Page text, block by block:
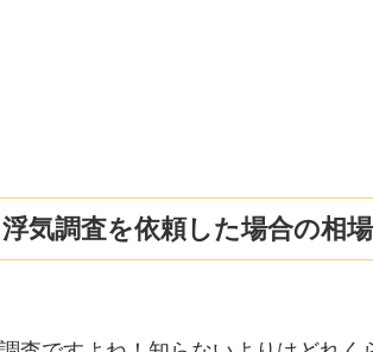
気調査を依頼した場合の相